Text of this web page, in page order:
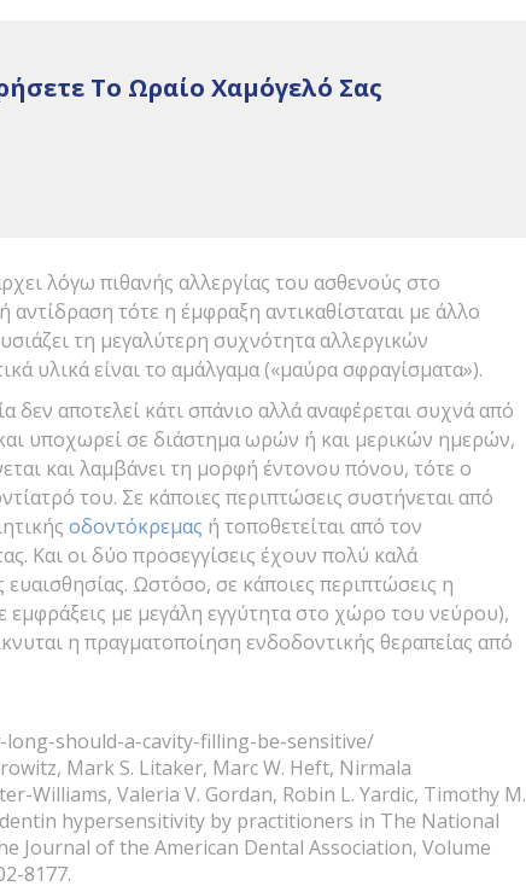
Το Ωραίο Χαμόγελό Σας
λόγω πιθανής αλλεργίας του ασθενούς στο
αντίδραση τότε η έμφραξη αντικαθίσταται με άλλο
τη μεγαλύτερη συχνότητα αλλεργικών
υλικά είναι το αμάλγαμα («μαύρα σφραγίσματα»).
δεν αποτελεί κάτι σπάνιο αλλά αναφέρεται συχνά από
υποχωρεί σε διάστημα ωρών ή και μερικών ημερών,
και λαμβάνει τη μορφή έντονου πόνου, τότε ο
του. Σε κάποιες περιπτώσεις συστήνεται από
οδοντόκρεμας ή τοποθετείται από τον
Και οι δύο προσεγγίσεις έχουν πολύ καλά
Ωστόσο, σε κάποιες περιπτώσεις η
με μεγάλη εγγύτητα στο χώρο του νεύρου),
η πραγματοποίηση ενδοδοντικής θεραπείας από
should-a-cavity-filling-be-sensitive/
Mark S. Litaker, Marc W. Heft, Nirmala
Williams, Valeria V. Gordan, Robin L. Yardic, Timothy M.
hypersensitivity by practitioners in The National
Journal of the American Dental Association, Volume
8177.